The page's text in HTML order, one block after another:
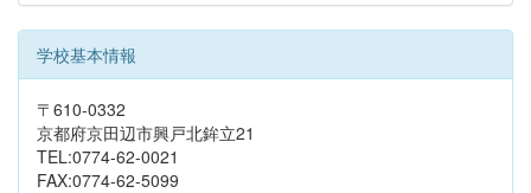
学校基本情報
〒610-0332
京都府京田辺市興戸北鉾立21
TEL:0774-62-0021
FAX:0774-62-5099